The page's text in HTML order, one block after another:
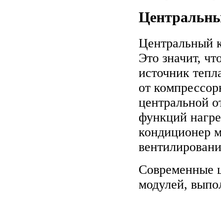
Центральный
Это значит,
источник
от
центральной
функций
кондиционер
Современные
модулей,